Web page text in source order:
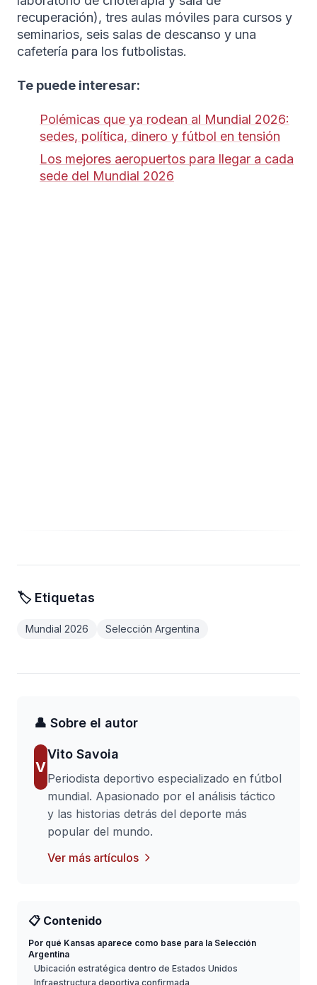
📋 Contenido
Por qué Kansas aparece como base para la Selección
Argentina
Ubicación estratégica dentro de Estados Unidos
Infraestructura deportiva confirmada
recuperación), tres aulas móviles para cursos y
seminarios, seis salas de descanso y una
cafetería para los futbolistas.
Te puede interesar:
Polémicas que ya rodean al Mundial 2026:
sedes, política, dinero y fútbol en tensión
Los mejores aeropuertos para llegar a cada
sede del Mundial 2026
🏷️ Etiquetas
Mundial 2026 Selección Argentina
👤 Sobre el autor
V
Vito Savoia
Periodista deportivo especializado en fútbol
mundial. Apasionado por el análisis táctico
y las historias detrás del deporte más
popular del mundo.
Ver más artículos